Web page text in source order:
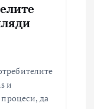
и
да